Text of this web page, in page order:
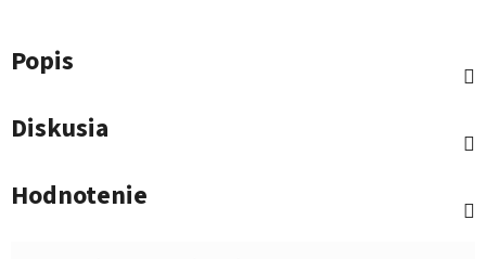
Popis
Diskusia
Hodnotenie